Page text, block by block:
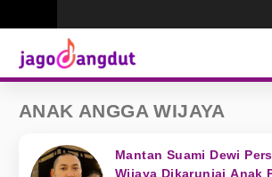
ANAK ANGGA WIJAYA
Mantan Suami Dewi
Wijaya Dikaruniai Anak